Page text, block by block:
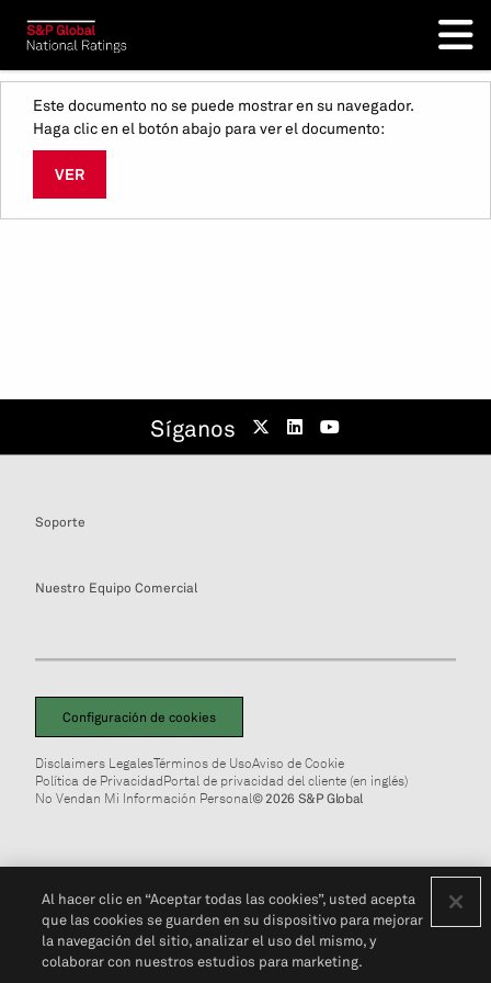
Este documento no se puede mostrar en su navegador.
Haga clic en el botón abajo para ver el documento:
VER
Síganos
Soporte
Nuestro Equipo Comercial
Configuración de cookies
Disclaimers LegalesTérminos de UsoAviso de Cookie
Política de PrivacidadPortal de privacidad del cliente (en inglés)
No Vendan Mi Información Personal© 2026 S&P Global
Al hacer clic en “Aceptar todas las cookies”, usted acepta
que las cookies se guarden en su dispositivo para mejorar
la navegación del sitio, analizar el uso del mismo, y
colaborar con nuestros estudios para marketing.